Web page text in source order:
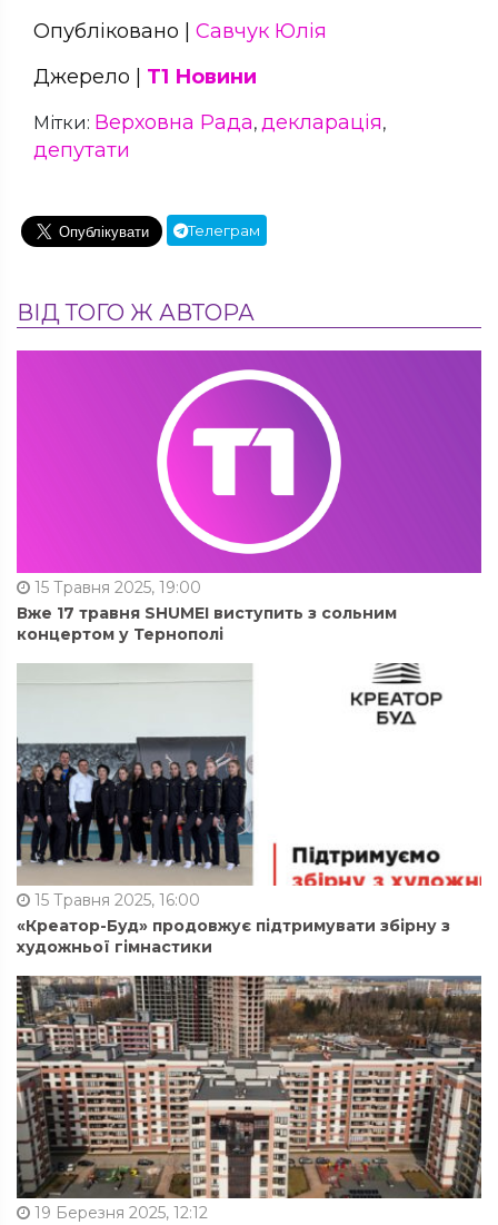
Опубліковано | Савчук Юлія
Джерело | Т1 Новини
Мітки: Верховна Рада, декларація,
депутати
Телеграм
ВІД ТОГО Ж АВТОРА
15 Травня 2025, 19:00
Вже 17 травня SHUMEI виступить з сольним
концертом у Тернополі
15 Травня 2025, 16:00
«Креатор-Буд» продовжує підтримувати збірну з
художньої гімнастики
19 Березня 2025, 12:12